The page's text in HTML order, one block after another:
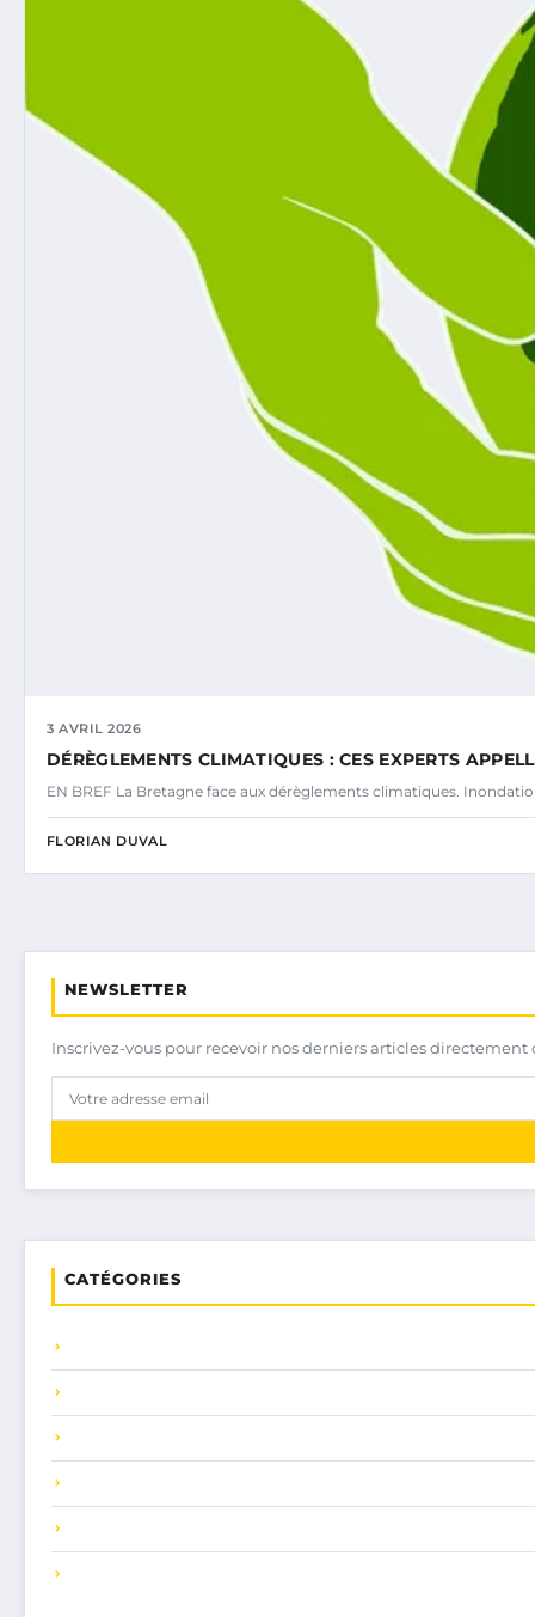
3 AVRIL 2026
DÉRÈGLEMENTS CLIMATIQUES : CES EXPERTS
EN BREF La Bretagne face aux dérèglements climatiques.
FLORIAN DUVAL
NEWSLETTER
Inscrivez-vous pour recevoir nos derniers articles
CATÉGORIES